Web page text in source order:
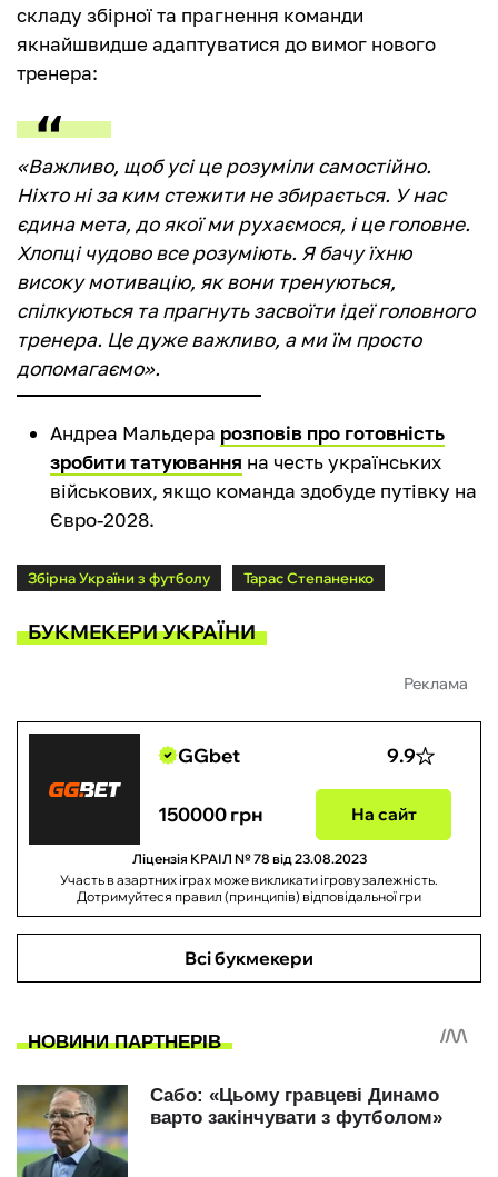
складу збірної та прагнення команди
якнайшвидше адаптуватися до вимог нового
тренера:
«Важливо, щоб усі це розуміли самостійно.
Ніхто ні за ким стежити не збирається. У нас
єдина мета, до якої ми рухаємося, і це головне.
Хлопці чудово все розуміють. Я бачу їхню
високу мотивацію, як вони тренуються,
спілкуються та прагнуть засвоїти ідеї головного
тренера. Це дуже важливо, а ми їм просто
допомагаємо».
Андреа Мальдера розповів про готовність
зробити татуювання на честь українських
військових, якщо команда здобуде путівку на
Євро-2028.
Збірна України з футболу Тарас Степаненко
БУКМЕКЕРИ УКРАЇНИ
Реклама
GGbet 9.9
150000 грн На сайт
Ліцензія КРАІЛ № 78 від 23.08.2023
Участь в азартних іграх може викликати ігрову залежність.
Дотримуйтеся правил (принципів) відповідальної гри
Всі букмекери